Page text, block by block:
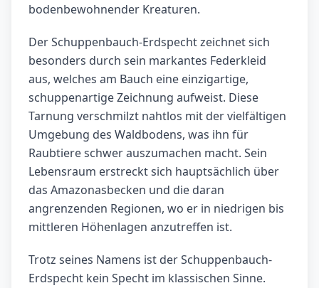
bodenbewohnender Kreaturen.
Der Schuppenbauch-Erdspecht zeichnet sich
besonders durch sein markantes Federkleid
aus, welches am Bauch eine einzigartige,
schuppenartige Zeichnung aufweist. Diese
Tarnung verschmilzt nahtlos mit der vielfältigen
Umgebung des Waldbodens, was ihn für
Raubtiere schwer auszumachen macht. Sein
Lebensraum erstreckt sich hauptsächlich über
das Amazonasbecken und die daran
angrenzenden Regionen, wo er in niedrigen bis
mittleren Höhenlagen anzutreffen ist.
Trotz seines Namens ist der Schuppenbauch-
Erdspecht kein Specht im klassischen Sinne.